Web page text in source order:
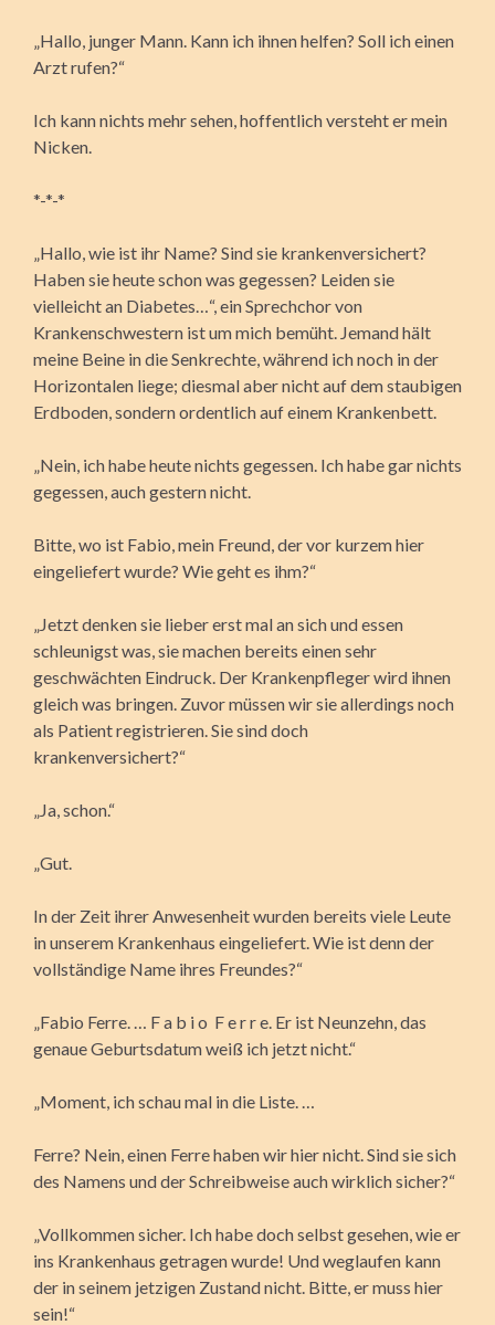
„Hallo, junger Mann. Kann ich ihnen helfen? Soll ich einen
Arzt rufen?“
Ich kann nichts mehr sehen, hoffentlich versteht er mein
Nicken.
*-*-*
„Hallo, wie ist ihr Name? Sind sie krankenversichert?
Haben sie heute schon was gegessen? Leiden sie
vielleicht an Diabetes…“, ein Sprechchor von
Krankenschwestern ist um mich bemüht. Jemand hält
meine Beine in die Senkrechte, während ich noch in der
Horizontalen liege; diesmal aber nicht auf dem staubigen
Erdboden, sondern ordentlich auf einem Krankenbett.
„Nein, ich habe heute nichts gegessen. Ich habe gar nichts
gegessen, auch gestern nicht.
Bitte, wo ist Fabio, mein Freund, der vor kurzem hier
eingeliefert wurde? Wie geht es ihm?“
„Jetzt denken sie lieber erst mal an sich und essen
schleunigst was, sie machen bereits einen sehr
geschwächten Eindruck. Der Krankenpfleger wird ihnen
gleich was bringen. Zuvor müssen wir sie allerdings noch
als Patient registrieren. Sie sind doch
krankenversichert?“
„Ja, schon.“
„Gut.
In der Zeit ihrer Anwesenheit wurden bereits viele Leute
in unserem Krankenhaus eingeliefert. Wie ist denn der
vollständige Name ihres Freundes?“
„Fabio Ferre. … F a b i o F e r r e. Er ist Neunzehn, das
genaue Geburtsdatum weiß ich jetzt nicht.“
„Moment, ich schau mal in die Liste. …
Ferre? Nein, einen Ferre haben wir hier nicht. Sind sie sich
des Namens und der Schreibweise auch wirklich sicher?“
„Vollkommen sicher. Ich habe doch selbst gesehen, wie er
ins Krankenhaus getragen wurde! Und weglaufen kann
der in seinem jetzigen Zustand nicht. Bitte, er muss hier
sein!“